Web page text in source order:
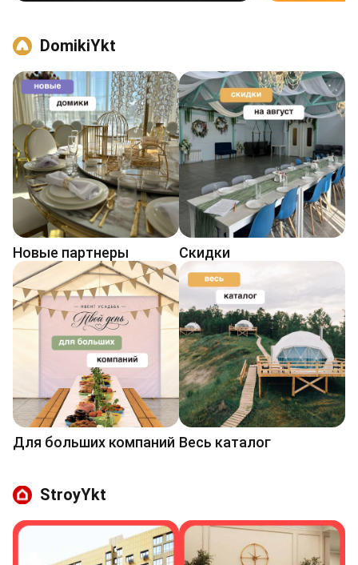
DomikiYkt
Новые партнеры Cкидки
Для больших компаний Весь каталог
StroyYkt